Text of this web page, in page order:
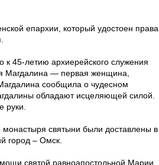
епархии, который удостоен права
45-летию архиерейского служения
Магдалина — первая женщина,
сообщила о чудесном
обладают исцеляющей силой.
руки.
святыни были доставлены в
город – Омск.
святой равноапостольной Марии